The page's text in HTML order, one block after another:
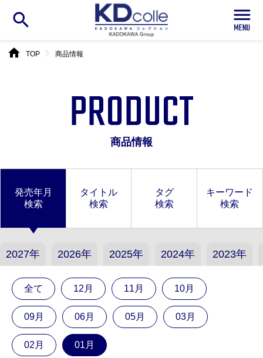
search
home TOPchevron_right 商品情報
PRODUCT
商品情報
発売年月
検索
タイトル
検索
タグ
検索
キーワード
検索
2027年 2026年 2025年 2024年 2023年
全て 12月 11月 10月
09月 06月 05月 03月
02月 01月